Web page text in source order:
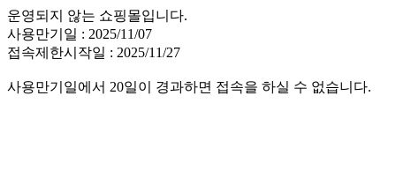
운영되지 않는 쇼핑몰입니다.
사용만기일 : 2025/11/07
접속제한시작일 : 2025/11/27
사용만기일에서 20일이 경과하면 접속을 하실 수 없습니다.